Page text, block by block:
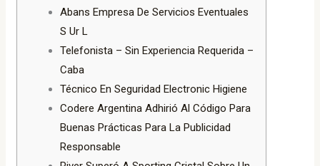
Abans Empresa De Servicios Eventuales
S Ur L
Telefonista – Sin Experiencia Requerida –
Caba
Técnico En Seguridad Electronic Higiene
Codere Argentina Adhirió Al Código Para
Buenas Prácticas Para La Publicidad
Responsable